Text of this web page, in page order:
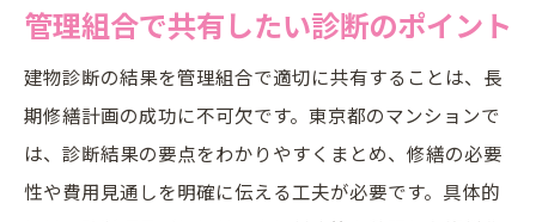
管理組合で共有したい診断のポイント
建物診断の結果を管理組合で適切に共有することは、長
期修繕計画の成功に不可欠です。東京都のマンションで
は、診断結果の要点をわかりやすくまとめ、修繕の必要
性や費用見通しを明確に伝える工夫が必要です。具体的